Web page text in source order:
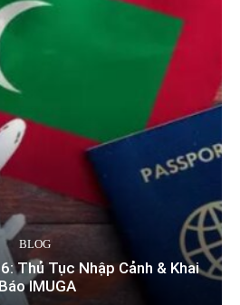
BLOG
Thủ Tục Nhập Cảnh & Khai
Báo IMUGA